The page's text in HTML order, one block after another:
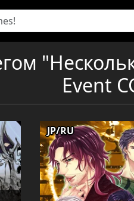
Event
JP/RU